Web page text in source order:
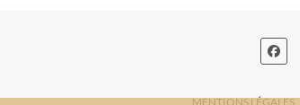
MENTIONS LÉGALES